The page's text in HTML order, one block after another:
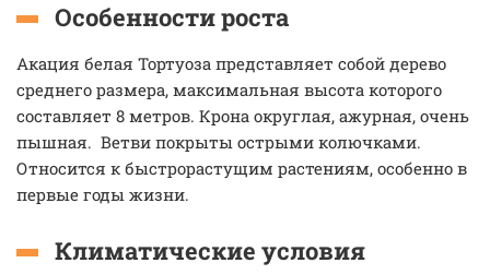
Особенности роста
Акация белая Тортуоза представляет собой дерево
среднего размера, максимальная высота которого
составляет 8 метров. Крона округлая, ажурная, очень
пышная. Ветви покрыты острыми колючками.
Относится к быстрорастущим растениям, особенно в
первые годы жизни.
Климатические условия